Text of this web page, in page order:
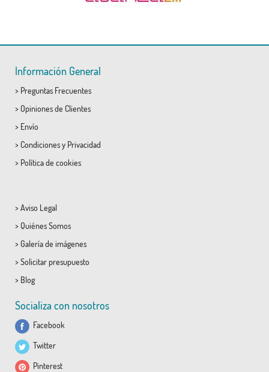
Información General
> Preguntas Frecuentes
> Opiniones de Clientes
> Envío
> Condicionesy Privacidad
> Política de cookies
> Aviso Legal
> Quiénes Somos
> Galería de imágenes
> Solicitar presupuesto
> Blog
Socializa con nosotros
Facebook
Twitter
Pinterest